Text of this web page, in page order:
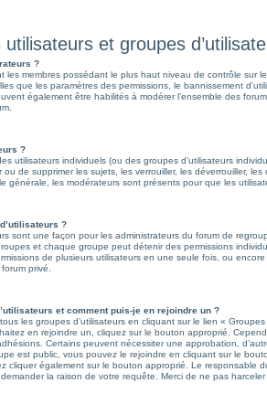
utilisateurs et groupes
?
les membres possédant le plus haut niveau de contrôle sur
que les paramètres des permissions, le bannissement
également être habilités à modérer l’ensemble des
?
utilisateurs individuels (ou des groupes d’utilisateurs
ou de supprimer les sujets, les verrouiller, les déverrouiller,
générale, les modérateurs sont présents pour que les
?
sont une façon pour les administrateurs du forum de
et chaque groupe peut détenir des permissions
de plusieurs utilisateurs en une seule fois, ou
privé.
et comment puis-je en rejoindre un ?
les groupes d’utilisateurs en cliquant sur le lien «
en rejoindre un, cliquez sur le bouton approprié.
Certains peuvent nécessiter une approbation,
est public, vous pouvez le rejoindre en cliquant sur le
cliquer également sur le bouton approprié. Le responsable
la raison de votre requête. Merci de ne pas